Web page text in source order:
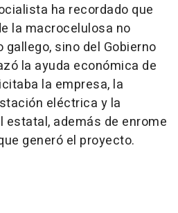
ha recordado que
la macrocelulosa no
sino del Gobierno
la ayuda económica de
la empresa, la
eléctrica y la
estatal, además de enrome
generó el proyecto.